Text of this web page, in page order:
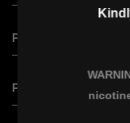
VAPGO VIRAL
VAPGO BAR CHIIL
PRODUCT
VAPGO BAR VISLO
PRODUCT